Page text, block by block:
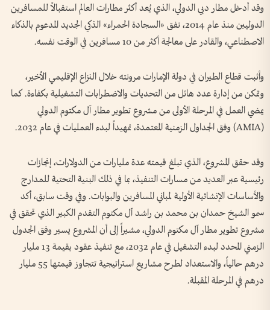
وقد أدخل مطار دبي الدولي، الذي يُعد أكثر مطارات العالم استقبالاً للمسافرين
الدوليين منذ عام 2014، نفق «السجادة الحمراء» الذكي الجديد المدعوم بالذكاء
الاصطناعي، والقادر على معالجة أكثر من 10 مسافرين في الوقت نفسه.
وأثبت قطاع الطيران في دولة الإمارات مرونته خلال النزاع الإقليمي الأخير،
وتمكن من إدارة عدد هائل من التحديات والاضطرابات التشغيلية بكفاءة. كما
يمضي العمل في المرحلة الأولى من مشروع تطوير مطار آل مكتوم الدولي
(AMIA) وفق الجداول الزمنية المعتمدة، تمهيداً لبدء العمليات في عام 2032.
وقد حقق المشروع، الذي تبلغ قيمته عدة مليارات من الدولارات، إنجازات
رئيسية عبر العديد من مسارات التنفيذ، بما في ذلك البنية التحتية للمدارج
والأساسات الإنشائية الأولية لمباني المسافرين والبوابات. وفي وقت سابق، أكد
سمو الشيخ حمدان بن محمد بن راشد آل مكتوم التقدم الكبير الذي تحقق في
مشروع تطوير مطار آل مكتوم الدولي، مشيراً إلى أن المشروع يسير وفق الجدول
الزمني المحدد لبدء التشغيل في عام 2032، مع تنفيذ عقود بقيمة 13 مليار
درهم حالياً، والاستعداد لطرح مشاريع استراتيجية تتجاوز قيمتها 55 مليار
درهم في المرحلة المقبلة.